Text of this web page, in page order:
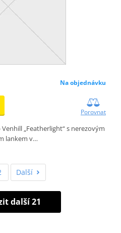
Na objednávku
Porovnat
„Featherlight“ s nerezovým
lankem v…
Další
další 21